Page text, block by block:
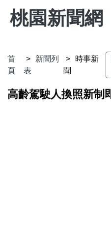
桃園新聞網
首
頁
新聞列
表
時事新
聞
高齡駕駛人換照新制